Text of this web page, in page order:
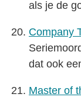
als je de
Company
dat ook
Master of